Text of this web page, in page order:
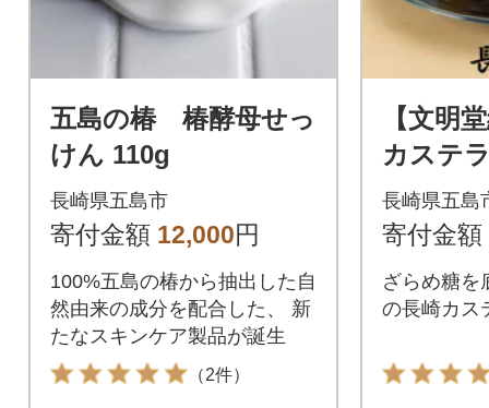
五島の椿 椿酵母せっ
けん 110g
長崎県五島市
寄付金額 12,000円
100%五島の椿から抽出した自
然由来の成分を配合した、 新
たなスキンケア製品が誕生
（2件）
【文明
カステ
0切入×2
長崎県五島
寄付金額
ざらめ糖を
の長崎カス